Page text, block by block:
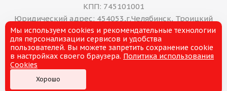
КПП: 745101001
Юридический адрес: 454053,г.Челябинск, Троицкий
тракт, дом 11 А, нежилое помещение 16
E-mail: office@ng-servis.ru
8(351)211-21-07
Мы используем cookies и рекомендательные технологии
для персонализации сервисов и удобства
пользователей. Вы можете запретить сохранение cookie
в настройках своего браузера. Политика использования
Cookies
Хорошо